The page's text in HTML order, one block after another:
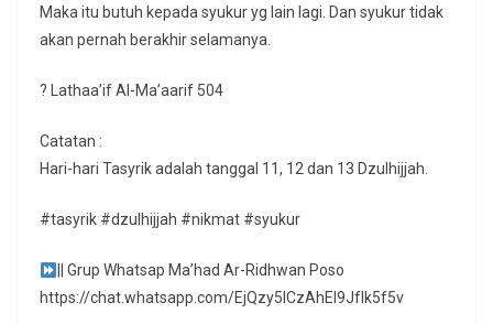
Maka itu butuh kepada syukur yg lain lagi. Dan syukur tidak
akan pernah berakhir selamanya.
? Lathaa’if Al-Ma’aarif 504
Catatan :
Hari-hari Tasyrik adalah tanggal 11, 12 dan 13 Dzulhijjah.
#tasyrik #dzulhijjah #nikmat #syukur
|| Grup Whatsap Ma’had Ar-Ridhwan Poso
https://chat.whatsapp.com/EjQzy5ICzAhEl9JfIk5f5v